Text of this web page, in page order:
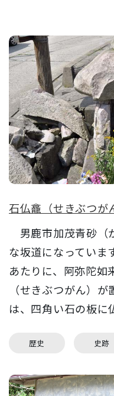
石仏龕（せきぶつが
男鹿市加茂青砂（
な坂道になっていま
あたりに、阿弥陀如
（せきぶつがん）
は、四角い石の板に
歴史 史跡